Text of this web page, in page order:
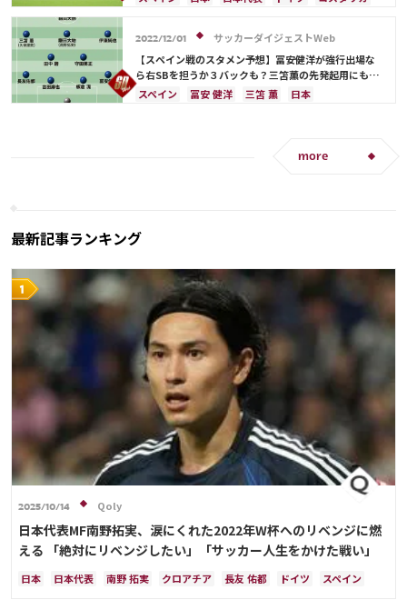
柴崎 岳
南野 拓実
守田 英正
マヌエル・ノイアー
酒井 宏樹 町野 修斗
柴崎 岳
伊東 純也 浅野 拓磨
守田 英正
田中 碧
板倉 滉 前田 大然 遠藤 航 相馬 勇紀
2022/12/01
サッカーダイジェストWeb
【スペイン戦のスタメン予想】冨安健洋が強行出場な
ら右SBを担うか３バックも？三笘薫の先発起用にも期
待スペイン 冨安 健洋 三笘 薫
日本
前田 大然
遠藤 航
more
最新記事ランキング
2025/10/14 Qoly
日本代表MF南野拓実、涙にくれた2022年W杯へのリベンジに燃
える 「絶対にリベンジしたい」「サッカー人生をかけた戦い」
日本 日本代表 南野 拓実 クロアチア 長友 佑都 ドイツ
スペイン